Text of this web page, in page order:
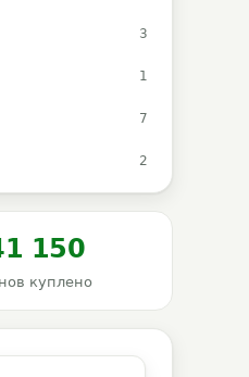
3
1
7
2
150
куплено